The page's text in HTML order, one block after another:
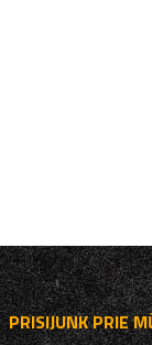
PRISIJUNK PRIE